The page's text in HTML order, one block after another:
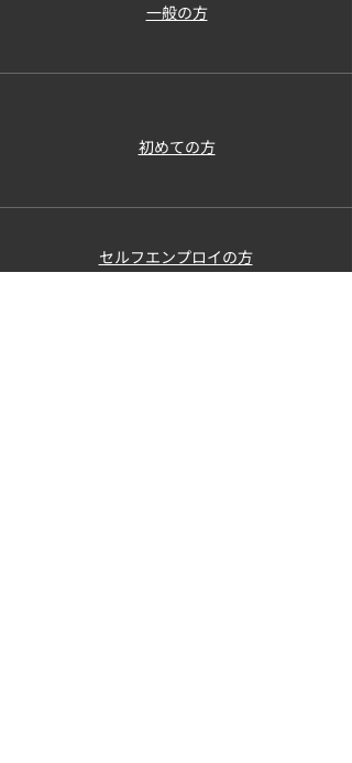
​一般の方
初めての方
セルフエンプロイの方